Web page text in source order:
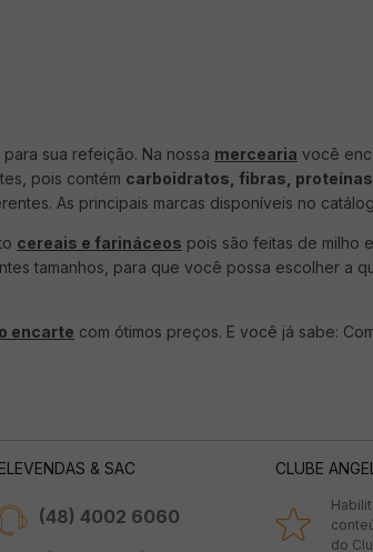
para sua refeição. Na nossa mercearia você
pois contém carboidratos, fibras,
As principais marcas disponíveis no
cereais e farináceos pois são feitas de milho
tamanhos, para que você possa escolher a
encarte com ótimos preços. E você já sabe:
& SAC
(48) 4002 6060
CLUBE
do